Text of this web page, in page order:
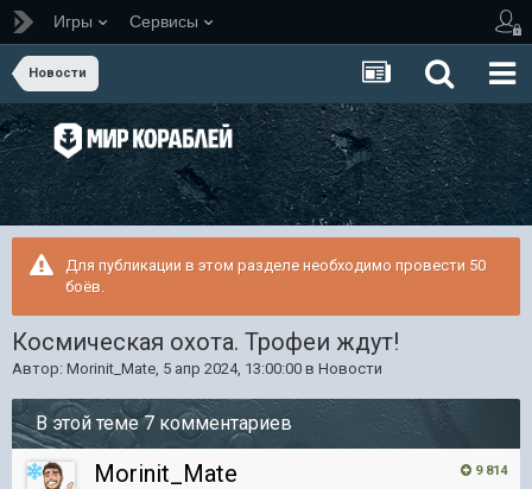
Игры Сервисы
Новости
Для публикации в этом разделе необходимо провести 50
боёв.
Космическая охота. Трофеи ждут!
Автор: Morinit_Mate, 5 апр 2024, 13:00:00 в Новости
В этой теме 7 комментариев
9 814
Morinit_Mate